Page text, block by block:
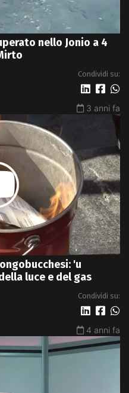
nello Jonio a 4
Condividi su:
3 anni fa
'u
luce e del gas
Condividi su:
4 anni fa